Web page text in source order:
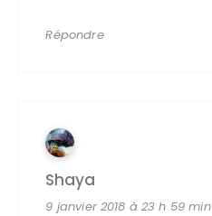
Répondre
Shaya
9 janvier 2018 à 23 h 59 min